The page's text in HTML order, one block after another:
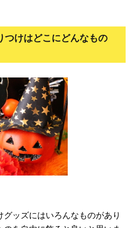
つけはどこにどんなもの
ッズにはいろんなものがあり